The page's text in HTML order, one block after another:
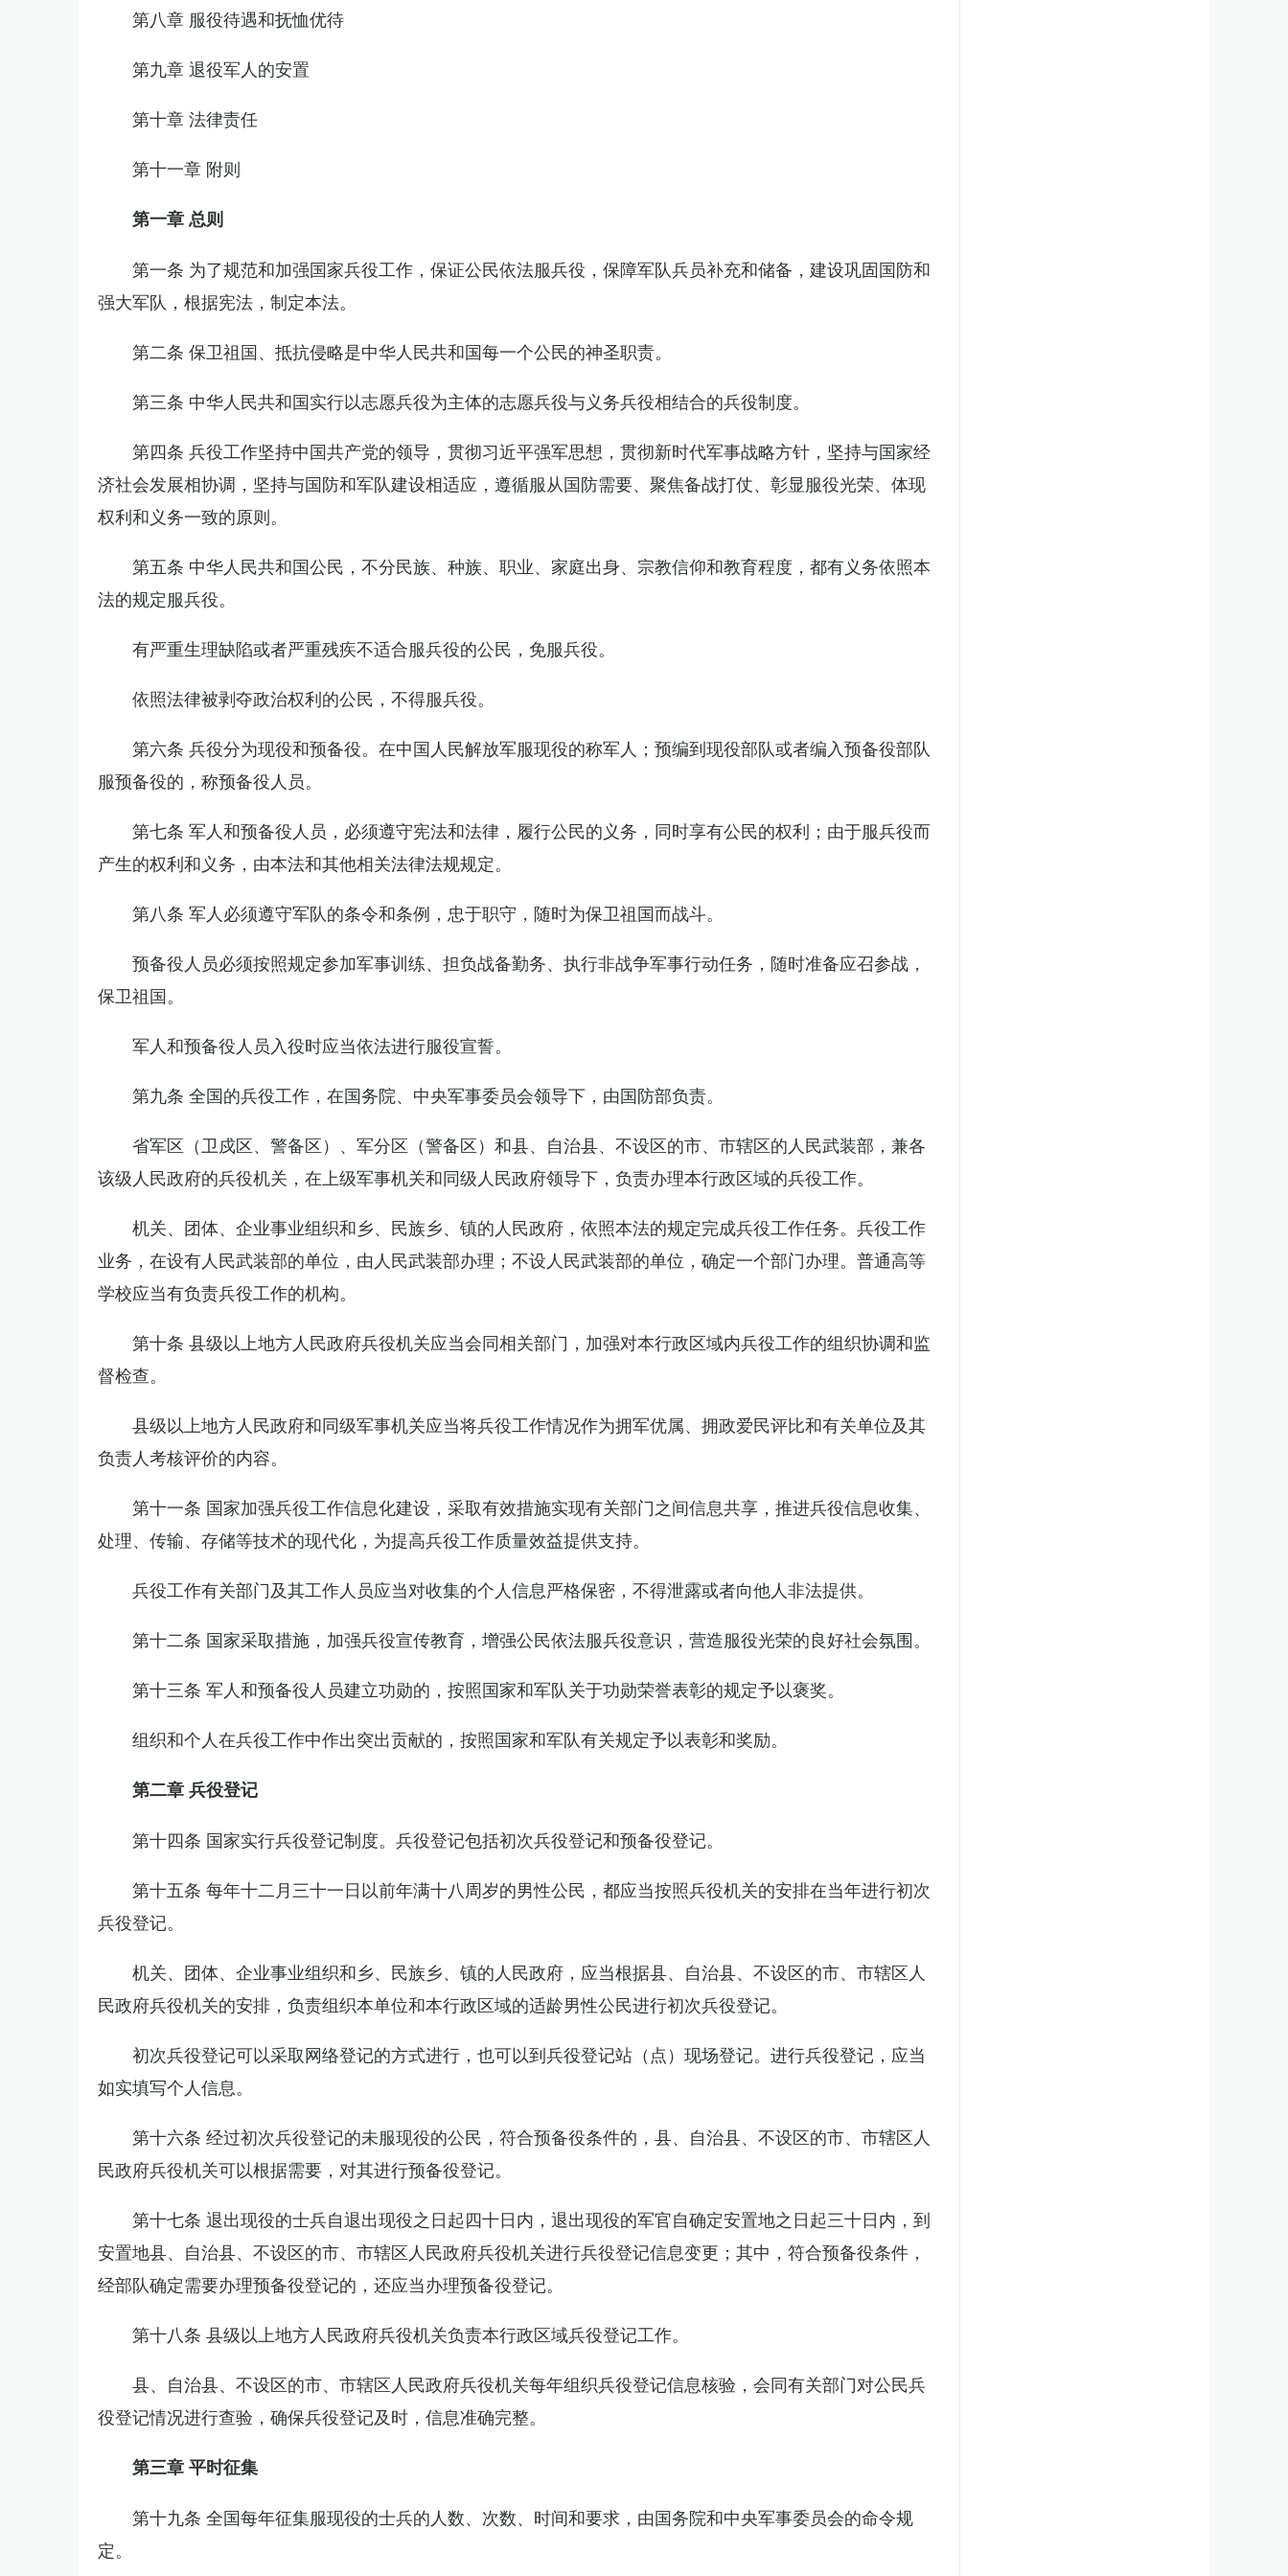
第八章 服役待遇和抚恤优待
第九章 退役军人的安置
第十章 法律责任
第十一章 附则
第一章 总则
第一条 为了规范和加强国家兵役工作，保证公民依法服兵役，保障军队兵员补充和储备，建设巩固国防和
强大军队，根据宪法，制定本法。
第二条 保卫祖国、抵抗侵略是中华人民共和国每一个公民的神圣职责。
第三条 中华人民共和国实行以志愿兵役为主体的志愿兵役与义务兵役相结合的兵役制度。
第四条 兵役工作坚持中国共产党的领导，贯彻习近平强军思想，贯彻新时代军事战略方针，坚持与国家经
济社会发展相协调，坚持与国防和军队建设相适应，遵循服从国防需要、聚焦备战打仗、彰显服役光荣、体现
权利和义务一致的原则。
第五条 中华人民共和国公民，不分民族、种族、职业、家庭出身、宗教信仰和教育程度，都有义务依照本
法的规定服兵役。
有严重生理缺陷或者严重残疾不适合服兵役的公民，免服兵役。
依照法律被剥夺政治权利的公民，不得服兵役。
第六条 兵役分为现役和预备役。在中国人民解放军服现役的称军人；预编到现役部队或者编入预备役部队
服预备役的，称预备役人员。
第七条 军人和预备役人员，必须遵守宪法和法律，履行公民的义务，同时享有公民的权利；由于服兵役而
产生的权利和义务，由本法和其他相关法律法规规定。
第八条 军人必须遵守军队的条令和条例，忠于职守，随时为保卫祖国而战斗。
预备役人员必须按照规定参加军事训练、担负战备勤务、执行非战争军事行动任务，随时准备应召参战，
保卫祖国。
军人和预备役人员入役时应当依法进行服役宣誓。
第九条 全国的兵役工作，在国务院、中央军事委员会领导下，由国防部负责。
省军区（卫戍区、警备区）、军分区（警备区）和县、自治县、不设区的市、市辖区的人民武装部，兼各
该级人民政府的兵役机关，在上级军事机关和同级人民政府领导下，负责办理本行政区域的兵役工作。
机关、团体、企业事业组织和乡、民族乡、镇的人民政府，依照本法的规定完成兵役工作任务。兵役工作
业务，在设有人民武装部的单位，由人民武装部办理；不设人民武装部的单位，确定一个部门办理。普通高等
学校应当有负责兵役工作的机构。
第十条 县级以上地方人民政府兵役机关应当会同相关部门，加强对本行政区域内兵役工作的组织协调和监
督检查。
县级以上地方人民政府和同级军事机关应当将兵役工作情况作为拥军优属、拥政爱民评比和有关单位及其
负责人考核评价的内容。
第十一条 国家加强兵役工作信息化建设，采取有效措施实现有关部门之间信息共享，推进兵役信息收集、
处理、传输、存储等技术的现代化，为提高兵役工作质量效益提供支持。
兵役工作有关部门及其工作人员应当对收集的个人信息严格保密，不得泄露或者向他人非法提供。
第十二条 国家采取措施，加强兵役宣传教育，增强公民依法服兵役意识，营造服役光荣的良好社会氛围。
第十三条 军人和预备役人员建立功勋的，按照国家和军队关于功勋荣誉表彰的规定予以褒奖。
组织和个人在兵役工作中作出突出贡献的，按照国家和军队有关规定予以表彰和奖励。
第二章 兵役登记
第十四条 国家实行兵役登记制度。兵役登记包括初次兵役登记和预备役登记。
第十五条 每年十二月三十一日以前年满十八周岁的男性公民，都应当按照兵役机关的安排在当年进行初次
兵役登记。
机关、团体、企业事业组织和乡、民族乡、镇的人民政府，应当根据县、自治县、不设区的市、市辖区人
民政府兵役机关的安排，负责组织本单位和本行政区域的适龄男性公民进行初次兵役登记。
初次兵役登记可以采取网络登记的方式进行，也可以到兵役登记站（点）现场登记。进行兵役登记，应当
如实填写个人信息。
第十六条 经过初次兵役登记的未服现役的公民，符合预备役条件的，县、自治县、不设区的市、市辖区人
民政府兵役机关可以根据需要，对其进行预备役登记。
第十七条 退出现役的士兵自退出现役之日起四十日内，退出现役的军官自确定安置地之日起三十日内，到
安置地县、自治县、不设区的市、市辖区人民政府兵役机关进行兵役登记信息变更；其中，符合预备役条件，
经部队确定需要办理预备役登记的，还应当办理预备役登记。
第十八条 县级以上地方人民政府兵役机关负责本行政区域兵役登记工作。
县、自治县、不设区的市、市辖区人民政府兵役机关每年组织兵役登记信息核验，会同有关部门对公民兵
役登记情况进行查验，确保兵役登记及时，信息准确完整。
第三章 平时征集
第十九条 全国每年征集服现役的士兵的人数、次数、时间和要求，由国务院和中央军事委员会的命令规
定。